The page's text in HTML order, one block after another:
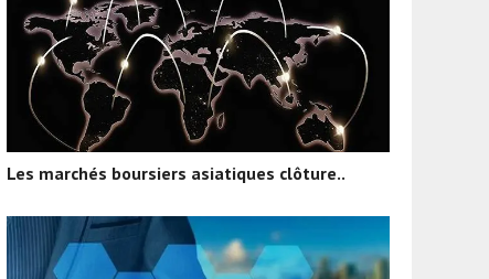
Les marchés boursiers asiatiques clôture..